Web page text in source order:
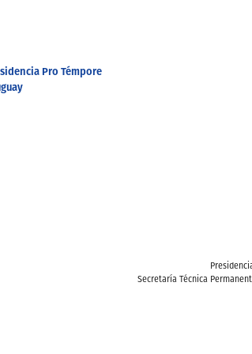
Pro Témpore
Secretaría Técnica